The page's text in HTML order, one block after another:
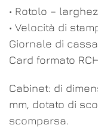
• Rotolo –
• Velocità di
Giornale di
Card formato RCH
Cabinet: di
mm, dotato di
scomparsa.